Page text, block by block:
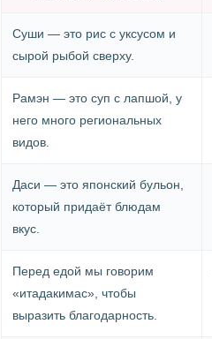
Суши — это рис с уксусом и
сырой рыбой сверху.
Рамэн — это суп с лапшой, у
него много региональных
видов.
Даси — это японский бульон,
который придаёт блюдам
вкус.
Перед едой мы говорим
«итадакимас», чтобы
выразить благодарность.